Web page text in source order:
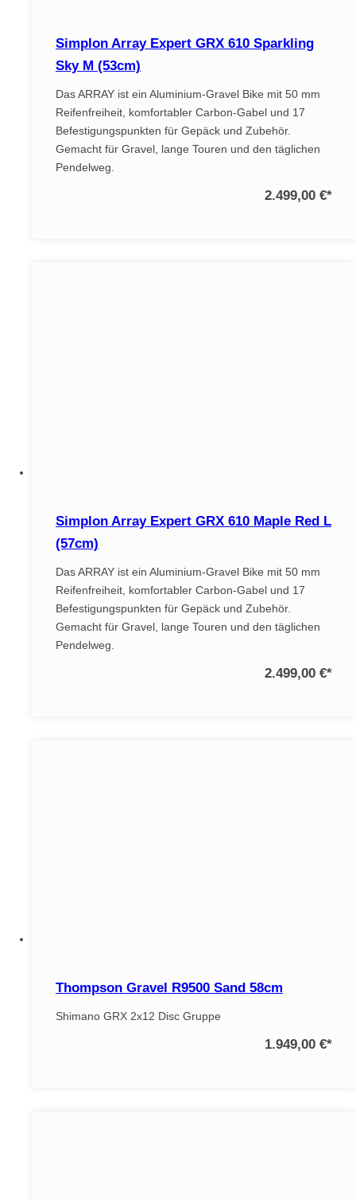
Simplon Array Expert GRX 610 Sparkling
Sky M (53cm)
Das ARRAY ist ein Aluminium-Gravel Bike mit 50 mm
Reifenfreiheit, komfortabler Carbon-Gabel und 17
Befestigungspunkten für Gepäck und Zubehör.
Gemacht für Gravel, lange Touren und den täglichen
Pendelweg.
2.499,00 €*
Simplon Array Expert GRX 610 Maple Red L
(57cm)
Das ARRAY ist ein Aluminium-Gravel Bike mit 50 mm
Reifenfreiheit, komfortabler Carbon-Gabel und 17
Befestigungspunkten für Gepäck und Zubehör.
Gemacht für Gravel, lange Touren und den täglichen
Pendelweg.
2.499,00 €*
Thompson Gravel R9500 Sand 58cm
Shimano GRX 2x12 Disc Gruppe
1.949,00 €*